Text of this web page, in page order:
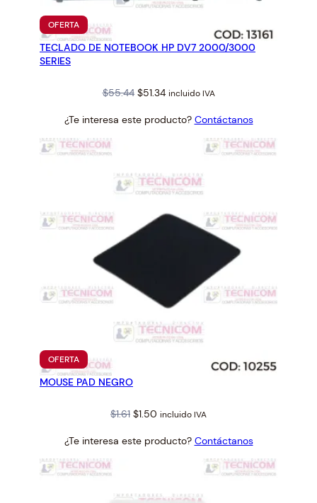
0
0
S
E
S
c
OFERTAPRODUCTO
EN
OFERTA
TECLADO DE NOTEBOOK HP DV7 2000/3000
SERIES
$55.44 Original
was:
$51.34Current
is:
incluido IVA
¿Te interesa este producto? Contáctanos
OFERTAPRODUCTO
EN
OFERTA
MOUSE PAD NEGRO
$1.61 Original
was:
$1.50 Current
is:
incluido IVA
¿Te interesa este producto? Contáctanos